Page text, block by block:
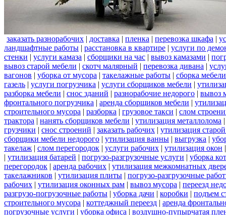
заказать разнорабочих | доставка | пленка | перевозка шкафа |
ландшафтные работы | расстановка в квартире | услуги по
стенки | услуги камаза | сборщики на час | вывоз камазами |
вывоз старой мебели | скотч малярный | перевозка дивана |
вагонов | уборка от мусора | такелажные работы | сборка мебели
газель | услуги погрузчика | услуги сборщиков мебели |
разборка мебели | снос зданий | разнорабочие недорого | вывоз
фронтального погрузчика | аренда сборщиков мебели |
строительного мусора | разборка | грузовое такси | слом
трактора | нанять сборщиков мебели | утилизация металлолома
грузчики | снос строений | заказать рабочих | утилизация
сборщики мебели недорого | утилизация ванны | выгрузка |
такелаж | слом перегородок | услуги рабочих | утилизация окон
| утилизация батарей | погрузо-разгрузочные услуги | уборка
перегородок | аренда рабочих | утилизация межкомнатных
такелажников | утилизация плиты | погрузо-разгрузочные
рабочих | утилизация оконных рам | вывоз мусора | переезд
разгрузо-погрузочные работы | уборка дачи | коробки | подъем
строительного мусора | коттеджный переезд | аренда
погрузочные услуги | уборка офиса | воздушно-пупырчатая